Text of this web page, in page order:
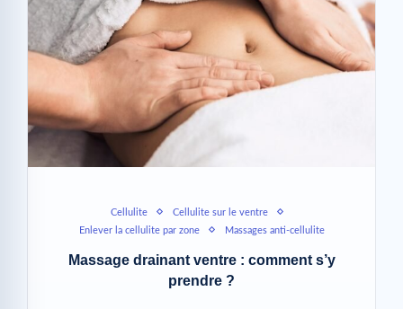
Cellulite
Cellulite sur le ventre
Enlever la cellulite par zone
Massages anti-cellulite
Massage drainant ventre : comment s’y
prendre ?